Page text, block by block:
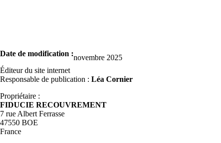
Date de modification :novembre 2025
Éditeur du site internet
Responsable de publication : Léa Cornier
Propriétaire :
FIDUCIE RECOUVREMENT
7 rue Albert Ferrasse
47550 BOE
France